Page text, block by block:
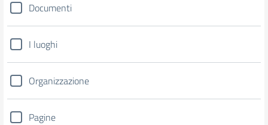
Documenti
I luoghi
Organizzazione
Pagine